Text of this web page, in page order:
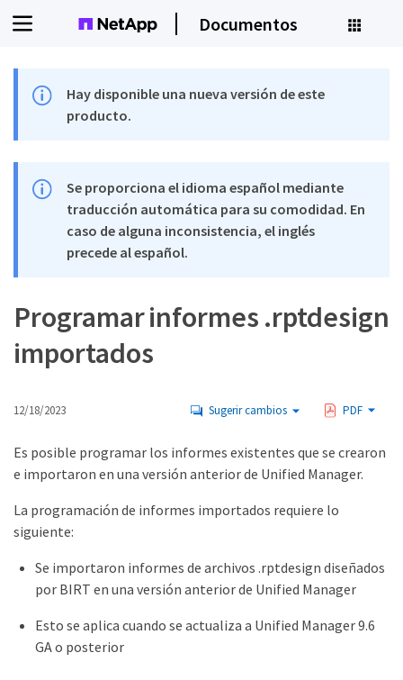
Documentos
Hay disponible una nueva versión de este
producto.
Se proporciona el idioma español mediante
traducción automática para su comodidad. En
caso de alguna inconsistencia, el inglés
precede al español.
Programar informes .rptdesign
importados
12/18/2023 Sugerir cambios PDF
Es posible programar los informes existentes que se crearon
e importaron en una versión anterior de Unified Manager.
La programación de informes importados requiere lo
siguiente:
Se importaron informes de archivos .rptdesign diseñados
por BIRT en una versión anterior de Unified Manager
Esto se aplica cuando se actualiza a Unified Manager 9.6
GA o posterior